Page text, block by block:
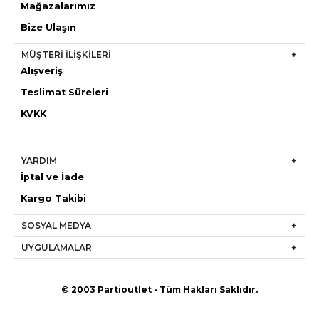
Mağazalarımız
Bize Ulaşın
MÜŞTERİ İLİŞKİLERİ
Alışveriş
Teslimat Süreleri
KVKK
YARDIM
İptal ve İade
Kargo Takibi
SOSYAL MEDYA
UYGULAMALAR
© 2003 Partioutlet - Tüm Hakları Saklıdır.